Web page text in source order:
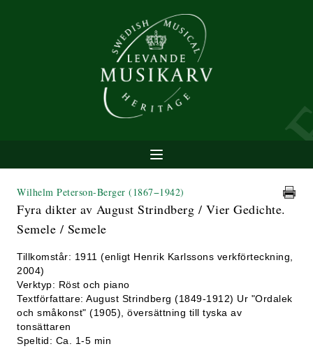
Wilhelm Peterson-Berger (1867−1942)
Fyra dikter av August Strindberg / Vier Gedichte.
Semele / Semele
Tillkomstår: 1911 (enligt Henrik Karlssons verkförteckning,
2004)
Verktyp: Röst och piano
Textförfattare: August Strindberg (1849-1912) Ur "Ordalek
och småkonst" (1905), översättning till tyska av
tonsättaren
Speltid: Ca. 1-5 min